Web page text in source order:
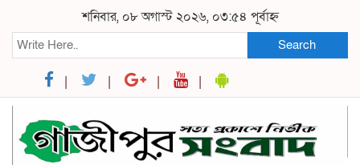
শনিবার, ০৮ অগাস্ট ২০২৬, ০৩:৫৪ পূর্বাহ্ন
Search